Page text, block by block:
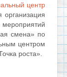
центр
организация
смена» по
центром
роста».